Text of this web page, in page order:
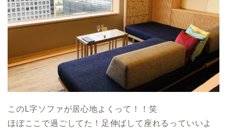
このL字ソファが居心地よくって！！笑
ほぼここで過ごしてた！足伸ばして座れるっていいよ